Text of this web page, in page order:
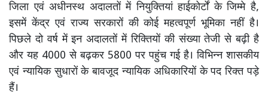
जिला एवं अधीनस्थ अदालतों में नियुक्तियां हाईकोर्टों के जिम्मे है,
इसमें केंद्र एवं राज्य सरकारों की कोई महत्वपूर्ण भूमिका नहीं है।
पिछले दो वर्ष में इन अदालतों में रिक्तियों की संख्या तेजी से बढ़ी है
और यह 4000 से बढ़कर 5800 पर पहुंच गई है। विभिन्न शासकीय
एवं न्यायिक सुधारों के बावजूद न्यायिक अधिकारियों के पद रिक्त पड़े
हैं।